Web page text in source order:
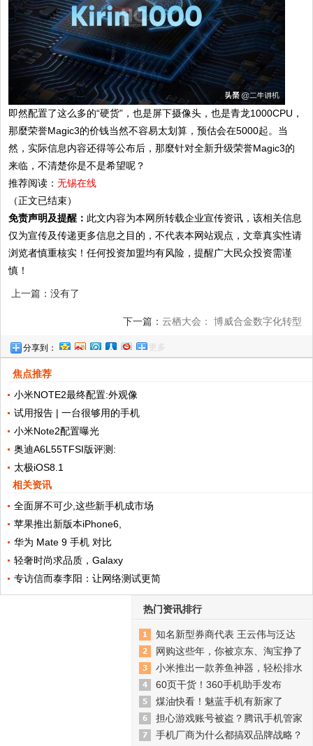
即然配置了这么多的“硬货”，也是屏下摄像头，也是青龙1000CPU，
那麼荣誉Magic3的价钱当然不容易太划算，预估会在5000起。当
然，实际信息内容还得等公布后，那麼针对全新升级荣誉Magic3的
来临，不清楚你是不是希望呢？
推荐阅读：无锡在线
（正文已结束）
免责声明及提醒： 此文内容为本网所转载企业宣传资讯，该相关信息
仅为宣传及传递更多信息之目的，不代表本网站观点，文章真实性请
浏览者慎重核实！任何投资加盟均有风险，提醒广大民众投资需谨
慎！
上一篇：没有了
下一篇： 云栖大会： 博威合金数字化转型
分享到： 更多
焦点推荐
小米NOTE2最终配置:外观像
试用报告 | 一台很够用的手机
小米Note2配置曝光
奥迪A6L55TFSI版评测:
太极iOS8.1
相关资讯
全面屏不可少,这些新手机成市场
苹果推出新版本iPhone6,
华为 Mate 9 手机 对比
轻奢时尚求品质，Galaxy
专访信而泰李阳：让网络测试更简
热门资讯排行
知名新型券商代表 王云伟与泛达
网购这些年，你被京东、淘宝挣了
小米推出一款养鱼神器，轻松排水
60页干货！360手机助手发布
煤油快看！魅蓝手机有新家了
担心游戏账号被盗？腾讯手机管家
手机厂商为什么都搞双品牌战略？